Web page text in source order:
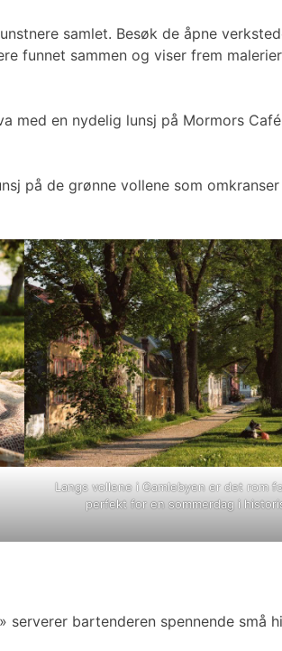
samlet. Besøk de åpne
funnet sammen og viser frem
med en nydelig lunsj på Mormors
på de grønne vollene som omkranser
Langs vollene i Gamlebyen er det rom
perfekt for en sommerdag i
serverer bartenderen spennende små